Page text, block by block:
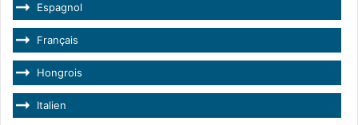
Espagnol
Français
Hongrois
Italien